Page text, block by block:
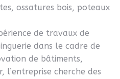
ossatures bois, poteaux
de travaux de
dans le cadre de
de bâtiments,
l’entreprise cherche des